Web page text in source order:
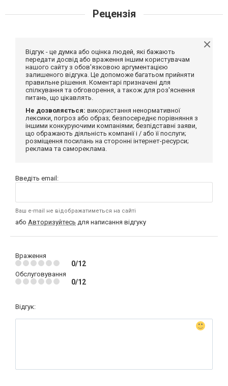
Рецензія
Відгук - це думка або оцінка людей, які бажають
передати досвід або враження іншим користувачам
нашого сайту з обов'язковою аргументацією
залишеного відгука. Це допоможе багатьом прийняти
правильне рішення. Коментарі призначені для
спілкування та обговорення, а також для роз'яснення
питань, що цікавлять.
Не дозволяється: використання ненормативної
лексики, погроз або образ; безпосереднє порівняння з
іншими конкуруючими компаніями; безпідставні заяви,
що ображають діяльність компанії і / або її послуги;
розміщення посилань на сторонні інтернет-ресурси;
реклама та самореклама.
Введіть email:
Ваш e-mail не відображатиметься на сайті
або Авторизуйтесь для написання відгуку
Враження
0/12
Обслуговування
0/12
Відгук: